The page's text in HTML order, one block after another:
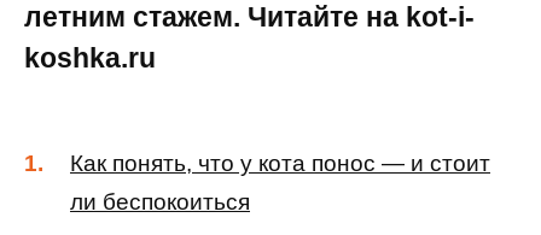
летним стажем. Читайте на kot-i-
koshka.ru
Как понять, что у кота понос — и стоит
ли беспокоиться